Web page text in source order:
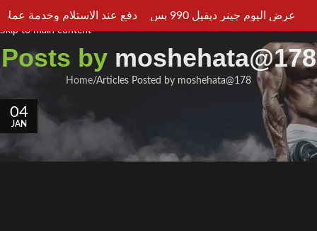
Skip to navigation
Skip to main content
Posts by moshehata@178
Home Articles Posted by moshehata@178
04
JAN
عرض اليوم جينر ديفيل 990 بس دفع عند الاستلام وخدمة عملاء